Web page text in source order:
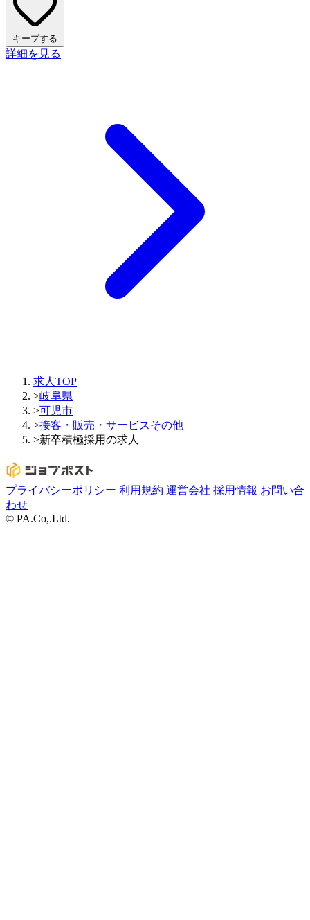
キープする
詳細を見る
求人TOP
>岐阜県
>可児市
>接客・販売・サービスその他
>新卒積極採用の求人
プライバシーポリシー 利用規約 運営会社 採用情報 お問い合
わせ
© PA.Co,.Ltd.